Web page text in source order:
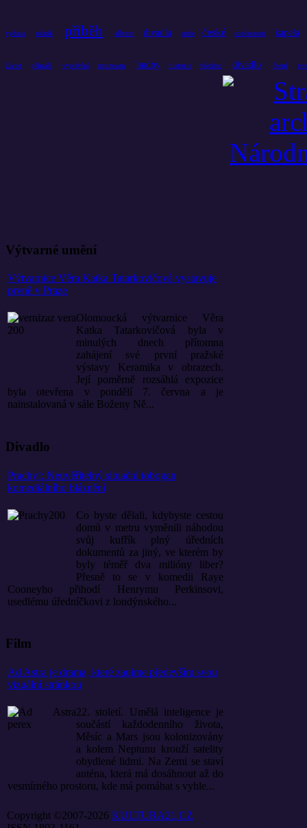
vydává ročník příběh album divadla srdce české současnosti kapela
život přináší vyprávění muzeum hudby historie všechno divadlo čtení
Výtvarné umění
Výtvarnice Věra Katka Tatarkovičová vystavuje
prvně v Praze
Olomoucká výtvarnice Věra
Katka Tatarkovičová byla v
minulých dnech přítomna
zahájení své první pražské
výstavy Keramika v obrazech.
Její poměrně rozsáhlá expozice
byla otevřena v pondělí 7. června a je
nainstalovaná v sále Boženy Ně...
Divadlo
Prachy!: Neuvěřitelný situační tobogan
komediálního bláznění
Co byste dělali, kdybyste cestou
domů v metru vyměnili náhodou
svůj kufřík plný úředních
dokumentů za jiný, ve kterém by
byly téměř dva milióny liber?
Přesně to se v komedii Raye
Cooneyho přihodí Henrymu Perkinsovi,
usedlému úředníčkovi z londýnského...
Film
Ad Astra je drama, které zaujme především svou
vizuální stránkou
22. století. Umělá inteligence je
součástí každodenního života,
Měsíc a Mars jsou kolonizovány
a kolem Neptunu krouží satelity
obydlené lidmi. Na Zemi se staví
anténa, která má dosáhnout až do
vesmírného prostoru, kde má pomáhat s vyhle...
Copyright ©2007-2026 KULTURA21.CZ